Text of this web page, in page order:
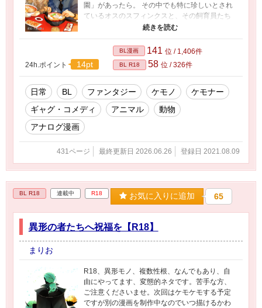
園」があったら。 その中でも特に珍しいとされ
ているオスのスフィンクスと、その飼育員たち
のお話です。男性も女性もその他の方も、楽し
画として私が見たい話や描写を描きます。 端的
にいいますとケモケモのおちんがとっても見た
い！でも外には無かった！そうだ！自分で描こ
う！のノリです。汚れた人間ですごめんなさ
い。 きれいなエロを描きたい、そんなテンショ
ンで描いておりますよろしくお願いします。
24h.ポイント 14pt
BL漫画 141 位 / 1,406件
BL R18 58 位 / 326件
日常 BL ファンタジー ケモノ
ケモナー
ギャグ・コメディ
アニマル
動物
アナログ漫画
431ページ 最終更新日 2026.06.26 登録日 2021.08.09
BL R18 連載中 R18 お気に入りに追加 65
異形の者たちへ祝福を【R18】
まりお
R18、異形モノ、複数性根、なんでもあり、自
由にやってます、変態的ネタです。苦手な方、
ご注意くださいませ。次回はケモケモする予定
ですが別の漫画を制作中なのでいつ描けるかわ